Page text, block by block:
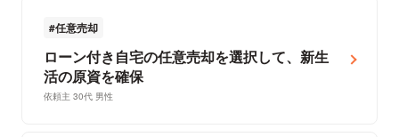
任意売却
ローン付き自宅の任意売却を選択して、新生
活の原資を確保
依頼主 30代 男性